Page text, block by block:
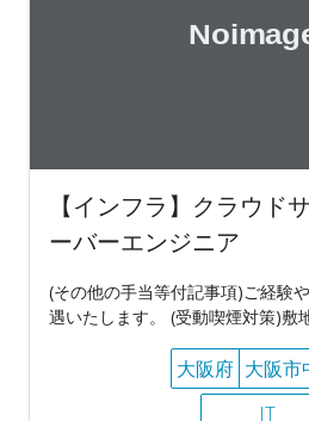
【インフラ】クラウド
ーバーエンジニア
(その他の手当等付記事項)ご経験
遇いたします。 (受動喫煙対策)敷
大阪府 大阪市
IT